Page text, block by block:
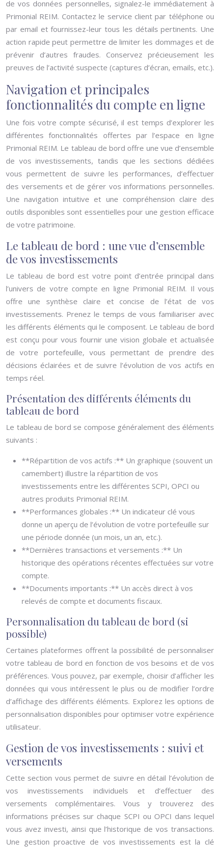
de vos données personnelles, signalez-le immédiatement à
Primonial REIM. Contactez le service client par téléphone ou
par email et fournissez-leur tous les détails pertinents. Une
action rapide peut permettre de limiter les dommages et de
prévenir d’autres fraudes. Conservez précieusement les
preuves de l’activité suspecte (captures d’écran, emails, etc.).
Navigation et principales
fonctionnalités du compte en ligne
Une fois votre compte sécurisé, il est temps d’explorer les
différentes fonctionnalités offertes par l’espace en ligne
Primonial REIM. Le tableau de bord offre une vue d’ensemble
de vos investissements, tandis que les sections dédiées
vous permettent de suivre les performances, d’effectuer
des versements et de gérer vos informations personnelles.
Une navigation intuitive et une compréhension claire des
outils disponibles sont essentielles pour une gestion efficace
de votre patrimoine.
Le tableau de bord : une vue d’ensemble
de vos investissements
Le tableau de bord est votre point d’entrée principal dans
l’univers de votre compte en ligne Primonial REIM. Il vous
offre une synthèse claire et concise de l’état de vos
investissements. Prenez le temps de vous familiariser avec
les différents éléments qui le composent. Le tableau de bord
est conçu pour vous fournir une vision globale et actualisée
de votre portefeuille, vous permettant de prendre des
décisions éclairées et de suivre l’évolution de vos actifs en
temps réel.
Présentation des différents éléments du
tableau de bord
Le tableau de bord se compose généralement des éléments
suivants :
**Répartition de vos actifs :** Un graphique (souvent un
camembert) illustre la répartition de vos
investissements entre les différentes SCPI, OPCI ou
autres produits Primonial REIM.
**Performances globales :** Un indicateur clé vous
donne un aperçu de l’évolution de votre portefeuille sur
une période donnée (un mois, un an, etc.).
**Dernières transactions et versements :** Un
historique des opérations récentes effectuées sur votre
compte.
**Documents importants :** Un accès direct à vos
relevés de compte et documents fiscaux.
Personnalisation du tableau de bord (si
possible)
Certaines plateformes offrent la possibilité de personnaliser
votre tableau de bord en fonction de vos besoins et de vos
préférences. Vous pouvez, par exemple, choisir d’afficher les
données qui vous intéressent le plus ou de modifier l’ordre
d’affichage des différents éléments. Explorez les options de
personnalisation disponibles pour optimiser votre expérience
utilisateur.
Gestion de vos investissements : suivi et
versements
Cette section vous permet de suivre en détail l’évolution de
vos investissements individuels et d’effectuer des
versements complémentaires. Vous y trouverez des
informations précises sur chaque SCPI ou OPCI dans lequel
vous avez investi, ainsi que l’historique de vos transactions.
Une gestion proactive de vos investissements est la clé